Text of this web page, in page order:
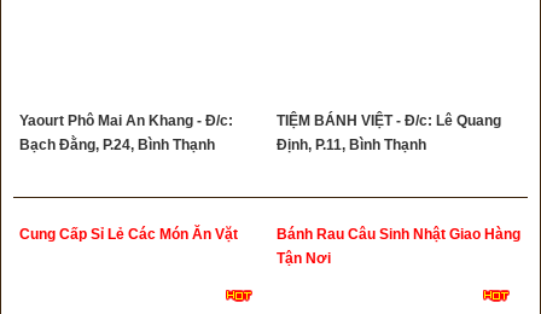
Yaourt Phô Mai An Khang - Đ/c:
Bạch Đằng, P.24, Bình Thạnh
TIỆM BÁNH VIỆT - Đ/c: Lê Quang
Định, P.11, Bình Thạnh
Cung Cấp Sỉ Lẻ Các Món Ăn Vặt
Bánh Rau Câu Sinh Nhật Giao Hàng
Tận Nơi